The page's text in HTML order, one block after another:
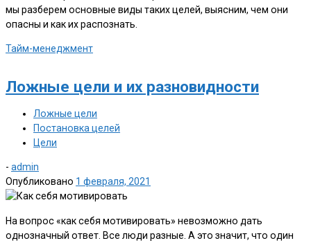
мы разберем основные виды таких целей, выясним, чем они
опасны и как их распознать.
Тайм-менеджмент
Ложные цели и их разновидности
Ложные цели
Постановка целей
Цели
- admin
Опубликовано 1 февраля, 2021
На вопрос «как себя мотивировать» невозможно дать
однозначный ответ. Все люди разные. А это значит, что один